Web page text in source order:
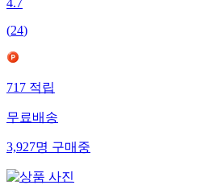
4.7
(24)
717적립
무료배송
3,927명구매중